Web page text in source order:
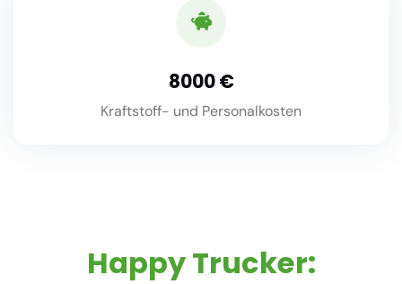
8000
Kraftstoff- und Personalkosten
Happy Trucker: